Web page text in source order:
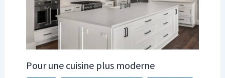
Pour une cuisine plus moderne